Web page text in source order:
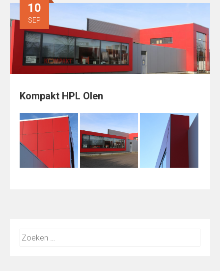
10
SEP
Kompakt HPL Olen
Zoeken
naar: